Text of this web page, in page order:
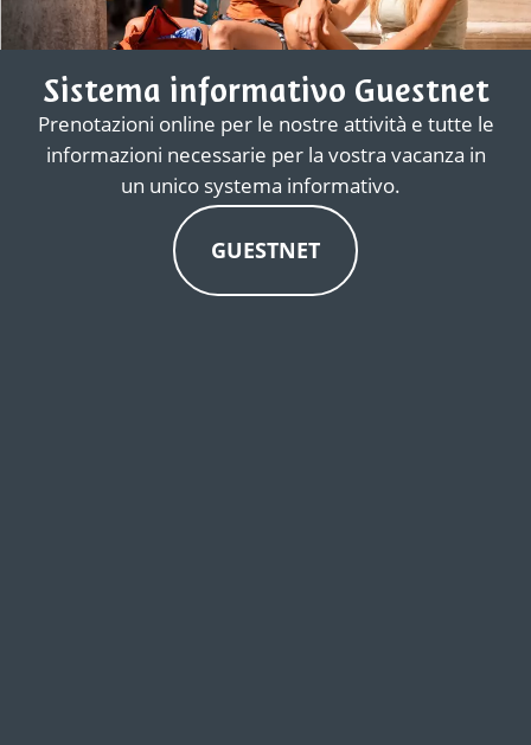
Sistema informativo Guestnet
Prenotazioni online per le nostre attività e tutte le
informazioni necessarie per la vostra vacanza in
un unico systema informativo.
GUESTNET